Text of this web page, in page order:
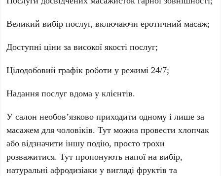
Великий вибір послуг, включаючи еротичний масаж;
Доступні ціни за високої якості послуг;
Цілодобовий графік роботи у режимі 24/7;
Надання послуг вдома у клієнтів.
У салон необов’язково приходити одному і лише за
масажем для чоловіків. Тут можна провести хлопчак
або відзначити іншу подію, просто трохи
розважитися. Тут пропонують напої на вибір,
натуральні афродизіаки у вигляді фруктів та